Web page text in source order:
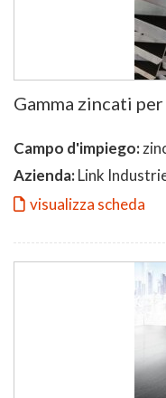
Gamma zincati
Campo d'impiego:
Azienda:Link
visualizza scheda